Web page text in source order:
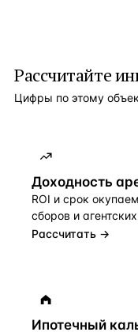
Рассчитайте
Цифры по этому
Доходность
ROI и срок
сборов и
Рассчитать →
Ипотечный